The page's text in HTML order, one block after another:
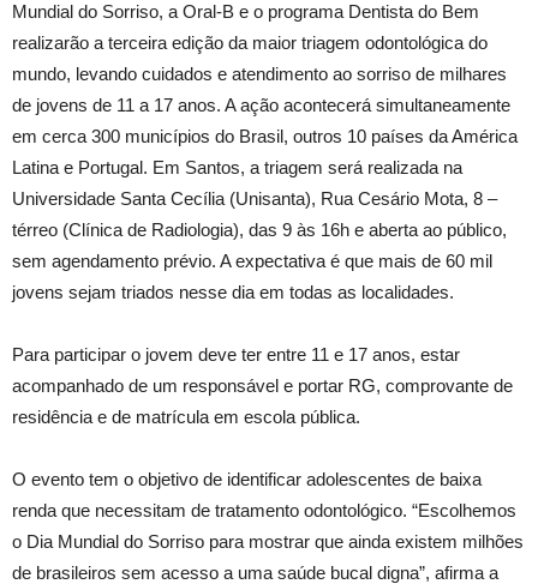
Mundial do Sorriso, a Oral-B e o programa Dentista do Bem
realizarão a terceira edição da maior triagem odontológica do
mundo, levando cuidados e atendimento ao sorriso de milhares
de jovens de 11 a 17 anos. A ação acontecerá simultaneamente
em cerca 300 municípios do Brasil, outros 10 países da América
Latina e Portugal. Em Santos, a triagem será realizada na
Universidade Santa Cecília (Unisanta), Rua Cesário Mota, 8 –
térreo (Clínica de Radiologia), das 9 às 16h e aberta ao público,
sem agendamento prévio. A expectativa é que mais de 60 mil
jovens sejam triados nesse dia em todas as localidades.
Para participar o jovem deve ter entre 11 e 17 anos, estar
acompanhado de um responsável e portar RG, comprovante de
residência e de matrícula em escola pública.
O evento tem o objetivo de identificar adolescentes de baixa
renda que necessitam de tratamento odontológico. “Escolhemos
o Dia Mundial do Sorriso para mostrar que ainda existem milhões
de brasileiros sem acesso a uma saúde bucal digna”, afirma a